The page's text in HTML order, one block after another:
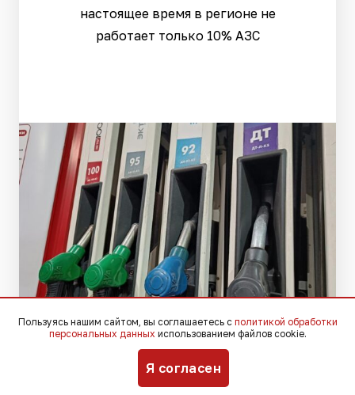
настоящее время в регионе не
работает только 10% АЗС
Фото: Югополис
Пользуясь нашим сайтом, вы соглашаетесь с политикой обработки
персональных данных использованием файлов cookie.
Я согласен